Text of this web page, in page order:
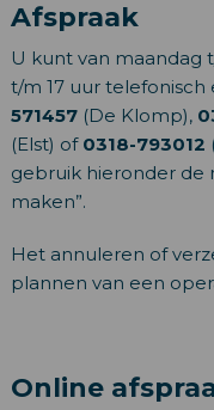
Afspraak
U kunt van maandag
t/m 17 uur telefonisch
571457(De Klomp),
(Elst) of 0318-793012
gebruik hieronder de
maken”.
Het annuleren of
plannen van een
Online